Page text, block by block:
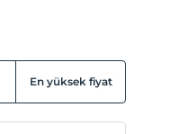
En yüksek fiyat